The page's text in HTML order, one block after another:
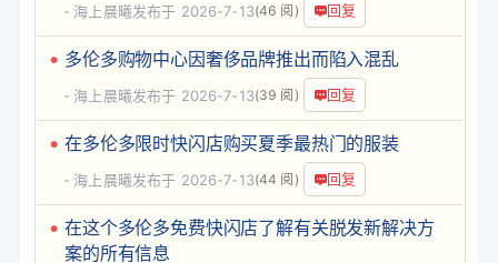
海上晨曦 (46 阅) 回复
发布于 2026-7-13
多伦多购物中心因奢侈品牌推出而陷入混乱
海上晨曦 (39 阅) 回复
发布于 2026-7-13
在多伦多限时快闪店购买夏季最热门的服装
海上晨曦 (44 阅) 回复
发布于 2026-7-13
在这个多伦多免费快闪店了解有关脱发新解决方
案的所有信息